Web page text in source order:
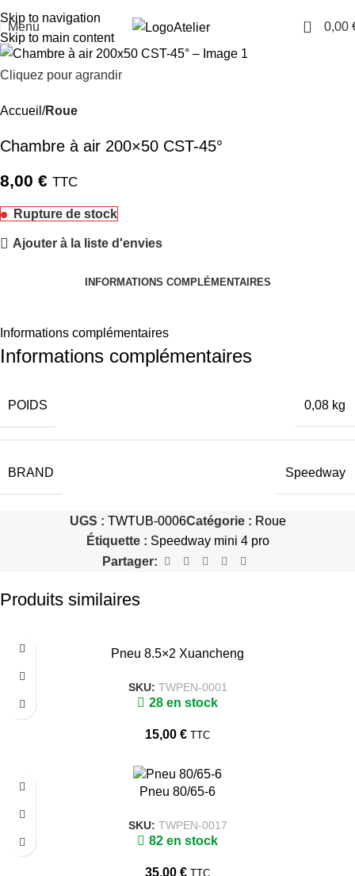
Skip to navigation
Skip to main content
Menu Atelier 0 0,00
Cliquez pour agrandir
Accueil Roue
Chambre à air 200×50 CST-45°
8,00 € TTC
Rupture de stock
Ajouter à la liste d'envies
INFORMATIONS COMPLÉMENTAIRES
Informations complémentaires
Informations complémentaires
POIDS 0,08 kg
BRAND Speedway
UGS : TWTUB-0006Catégorie : Roue
Étiquette : Speedway mini 4 pro
Partager:
Produits similaires
Pneu 8.5×2 Xuancheng
SKU: TWPEN-0001
28 en stock
15,00 € TTC
Pneu 80/65-6
SKU: TWPEN-0017
82 en stock
35,00 € TTC